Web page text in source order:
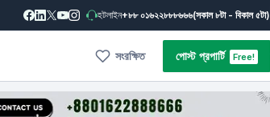
হটলাইন+৮৮ ০১৬২২৮৮৮৬৬৬(সকাল ৮টা - বিকাল ৫টা)
সংরক্ষিত পোস্ট প্রপার্টি Free!